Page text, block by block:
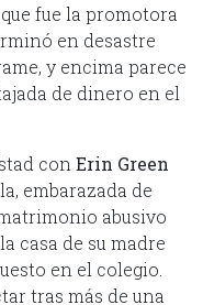
fue la promotora
en desastre
y encima parece
de dinero en el
con Erin Green
embarazada de
abusivo
casa de su madre
en el colegio.
tras más de una